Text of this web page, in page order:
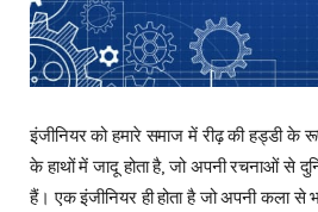
इंजीनियर को हमारे समाज में रीढ़ की हड्डी के
के हाथों में जादू होता है, जो अपनी रचनाओं से
हैं। एक इंजीनियर ही होता है जो अपनी कला से